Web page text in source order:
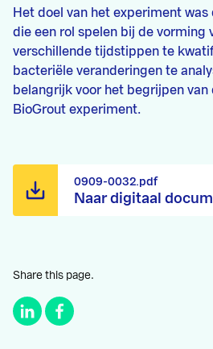
Het doel van het experiment
die een rol spelen bij de vorming
verschillende tijdstippen te
bacteriële veranderingen te
belangrijk voor het begrijpen
BioGrout experiment.
Naar digitaal
0909-0032.pdf
Share this page.